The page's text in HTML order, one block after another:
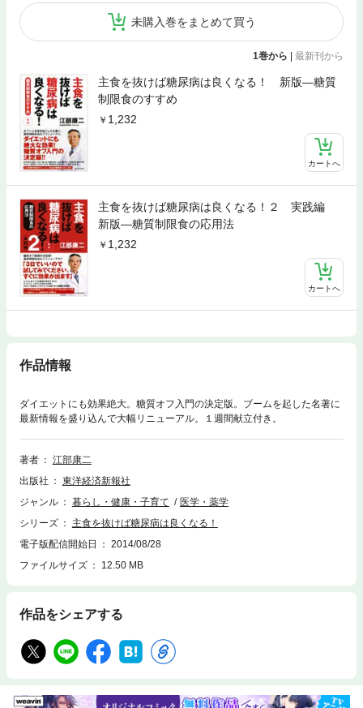
未購入巻をまとめて買う
1巻から | 最新刊から
主食を抜けば糖尿病は良くなる！ 新版―糖質
制限食のすすめ
1,232
カートへ
主食を抜けば糖尿病は良くなる！２ 実践編
新版―糖質制限食の応用法
1,232
カートへ
作品情報
ダイエットにも効果絶大。糖質オフ入門の決定版。ブームを起した名著に
最新情報を盛り込んで大幅リニューアル。１週間献立付き。
著者
江部康二
出版社
東洋経済新報社
ジャンル
暮らし・健康・子育て
医学・薬学
シリーズ
主食を抜けば糖尿病は良くなる！
電子版配信開始日
2014/08/28
ファイルサイズ
12.50 MB
作品をシェアする